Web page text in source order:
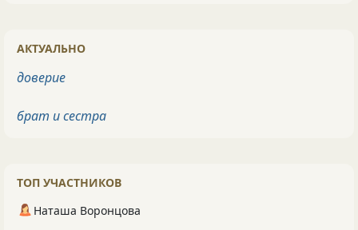
АКТУАЛЬНО
доверие
брат и сестра
ТОП УЧАСТНИКОВ
Наташа Воронцова